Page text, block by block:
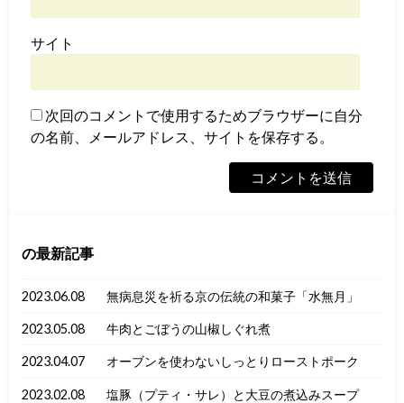
サイト
次回のコメントで使用するためブラウザーに自分
の名前、メールアドレス、サイトを保存する。
の最新記事
2023.06.08 無病息災を祈る京の伝統の和菓子「水無月」
2023.05.08 牛肉とごぼうの山椒しぐれ煮
2023.04.07 オーブンを使わないしっとりローストポーク
2023.02.08 塩豚（プティ・サレ）と大豆の煮込みスープ